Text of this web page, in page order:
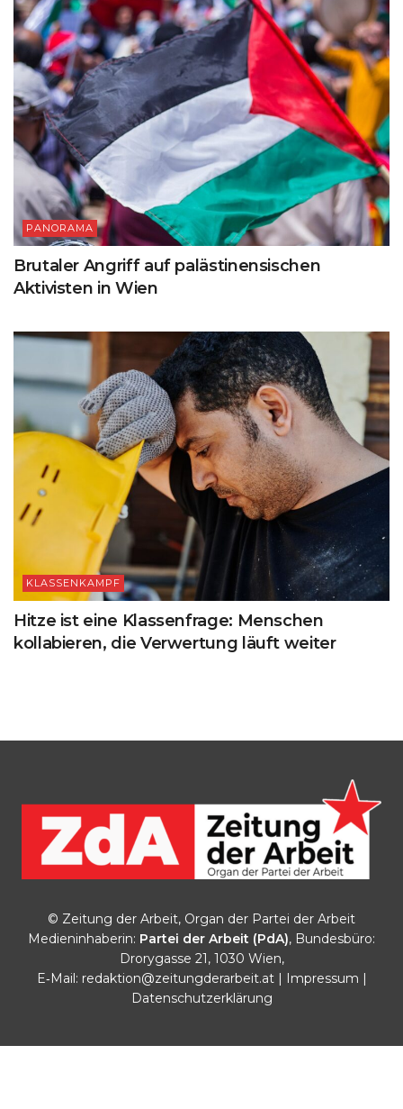
PANORAMA
Brutaler Angriff auf palästinensischen
Aktivisten in Wien
KLASSENKAMPF
Hitze ist eine Klassenfrage: Menschen
kollabieren, die Verwertung läuft weiter
© Zeitung der Arbeit, Organ der Partei der Arbeit
Medieninhaberin: Partei der Arbeit (PdA), Bundesbüro:
Drorygasse 21, 1030 Wien,
E‑Mail: redaktion@zeitungderarbeit.at| Impressum |
Datenschutzerklärung